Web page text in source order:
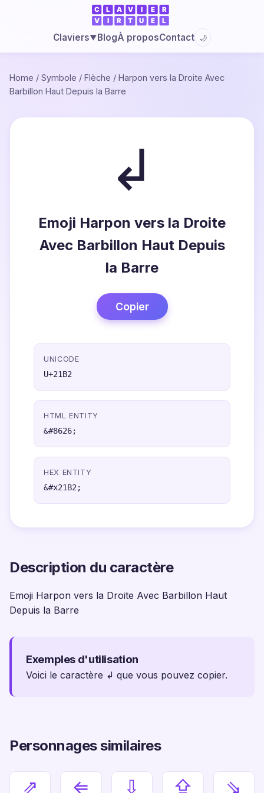
Claviers▼BlogÀ proposContact 🌙
Home / Symbole / Flèche / Harpon vers la Droite Avec
Barbillon Haut Depuis la Barre
↲
Emoji Harpon vers la Droite
Avec Barbillon Haut Depuis
la Barre
Copier
UNICODE
U+21B2
HTML ENTITY
&#8626;
HEX ENTITY
&#x21B2;
Description du caractère
Emoji Harpon vers la Droite Avec Barbillon Haut
Depuis la Barre
Exemples d'utilisation
Voici le caractère ↲ que vous pouvez copier.
Personnages similaires
⇗ ⇐ ⇩ ⇪ ⇘